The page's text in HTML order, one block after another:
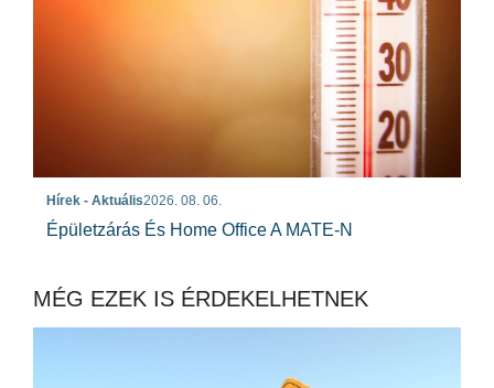
Hírek - Aktuális2026. 08. 06.
Épületzárás És Home Office A MATE-N
MÉG EZEK IS ÉRDEKELHETNEK